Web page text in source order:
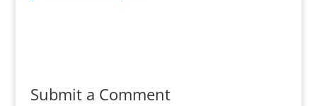
Submit a Comment